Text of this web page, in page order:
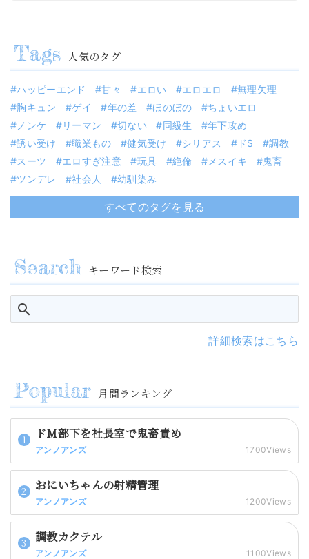
人気のタグ
ハッピーエンド 甘々 エロい エロエロ
無理矢理
胸キュン
ゲイ 年の差 ほのぼの
ちょいエロ
ノンケ
リーマン 切ない 同級生
年下攻め
誘い受け
職業もの 健気受け シリアス ドS
調教
スーツ
エロすぎ注意 玩具 絶倫 メスイキ
鬼畜
ツンデレ
社会人 幼馴染み
すべてのタグを見る
キーワード検索
詳細検索はこちら
月間ランキング
ドM部下を社長室で鬼畜責め
アンノアンズ 1700Views
おにいちゃんの射精管理
アンノアンズ 1200Views
調教カクテル
アンノアンズ 1100Views